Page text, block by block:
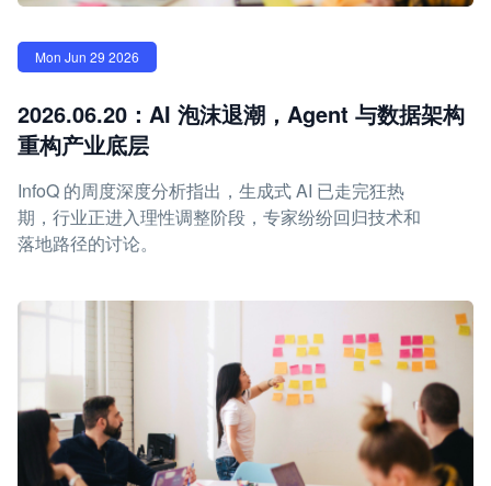
Mon Jun 29 2026
2026.06.20：AI 泡沫退潮，Agent 与数据架构
重构产业底层
InfoQ 的周度深度分析指出，生成式 AI 已走完狂热
期，行业正进入理性调整阶段，专家纷纷回归技术和
落地路径的讨论。